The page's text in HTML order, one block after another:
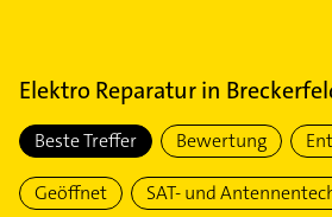
Elektro Reparaturin
Beste Treffer Bewertung
Geöffnet SAT- und